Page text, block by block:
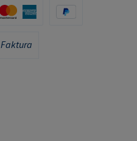
Faktura
Faktura